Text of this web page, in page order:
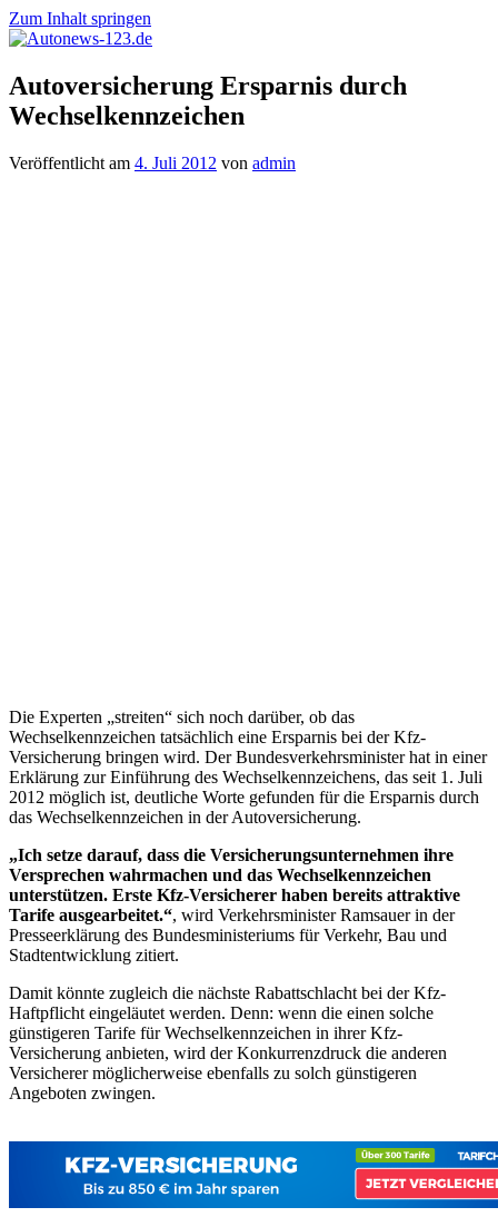
Zum Inhalt springen
Autonews-
123.de
Autonews
mit
Charme
Autoversicherung Ersparnis durch
Wechselkennzeichen
Veröffentlicht am 4. Juli 2012 von admin
Die Experten „streiten“ sich noch darüber, ob das
Wechselkennzeichen tatsächlich eine Ersparnis bei der Kfz-
Versicherung bringen wird. Der Bundesverkehrsminister hat in einer
Erklärung zur Einführung des Wechselkennzeichens, das seit 1. Juli
2012 möglich ist, deutliche Worte gefunden für die Ersparnis durch
das Wechselkennzeichen in der Autoversicherung.
„Ich setze darauf, dass die Versicherungsunternehmen ihre
Versprechen wahrmachen und das Wechselkennzeichen
unterstützen. Erste Kfz-Versicherer haben bereits attraktive
Tarife ausgearbeitet.“, wird Verkehrsminister Ramsauer in der
Presseerklärung des Bundesministeriums für Verkehr, Bau und
Stadtentwicklung zitiert.
Damit könnte zugleich die nächste Rabattschlacht bei der Kfz-
Haftpflicht eingeläutet werden. Denn: wenn die einen solche
günstigeren Tarife für Wechselkennzeichen in ihrer Kfz-
Versicherung anbieten, wird der Konkurrenzdruck die anderen
Versicherer möglicherweise ebenfalls zu solch günstigeren
Angeboten zwingen.